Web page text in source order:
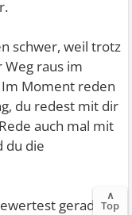
schwer, weil trotz
raus im
Moment reden
du redest mit dir
auch mal mit
du die
gerade
∧
Top